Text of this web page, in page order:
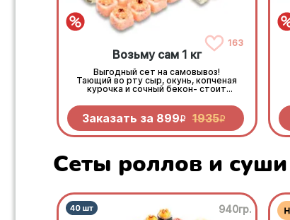
163
Возьму сам 1 кг
Выгодный сет на самовывоз!
Тающий во рту сыр, окунь, копченая
курочка и сочный бекон- стоит
Заказать за 899R 1935R
Сеты роллов и суши
940гр.